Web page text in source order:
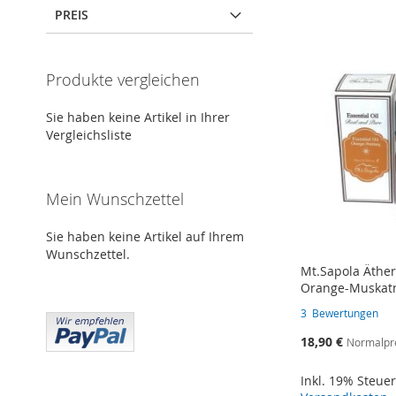
Mt.Sapola
Orange-
3 Bewertungen
Sonderangebot
18,90 €
Inkl. 19%
PREIS
Produkte vergleichen
Sie haben keine Artikel in Ihrer
Vergleichsliste
Mein Wunschzettel
Sie haben keine Artikel auf Ihrem
Wunschzettel.